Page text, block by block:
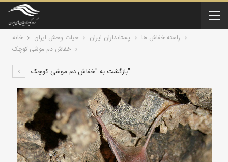
خانه حیات وحش ایران پستانداران ايران
راسته خفاش ها
خفاش دم‌ موشی کوچک
بازگشت به "خفاش دم‌ موشی کوچک"